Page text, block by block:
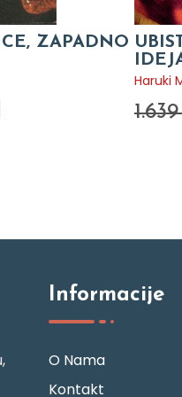
ZAPADNO
Haruki
Informacije
O Nama
Kontakt